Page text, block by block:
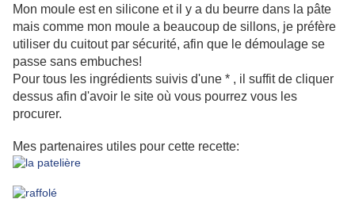
Mon moule est en silicone et il y a du beurre dans la pâte
mais comme mon moule a beaucoup de sillons, je préfère
utiliser du cuitout par sécurité, afin que le démoulage se
passe sans embuches!
Pour tous les ingrédients suivis d'une * , il suffit de cliquer
dessus afin d'avoir le site où vous pourrez vous les
procurer.
Mes partenaires utiles pour cette recette: